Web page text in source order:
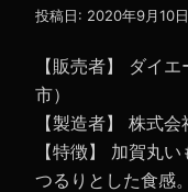
投稿日: 2020年9月10日
【販売者】 ダイ
市）
【製造者】 株式
【特徴】 加賀丸
つるりとした食感。